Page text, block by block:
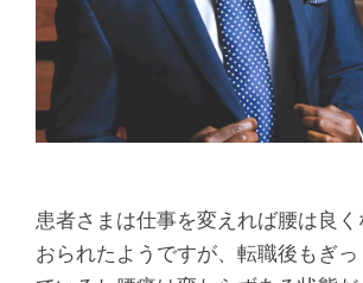
患者さまは仕事を変えれば腰は良
おられたようですが、転職後もぎ